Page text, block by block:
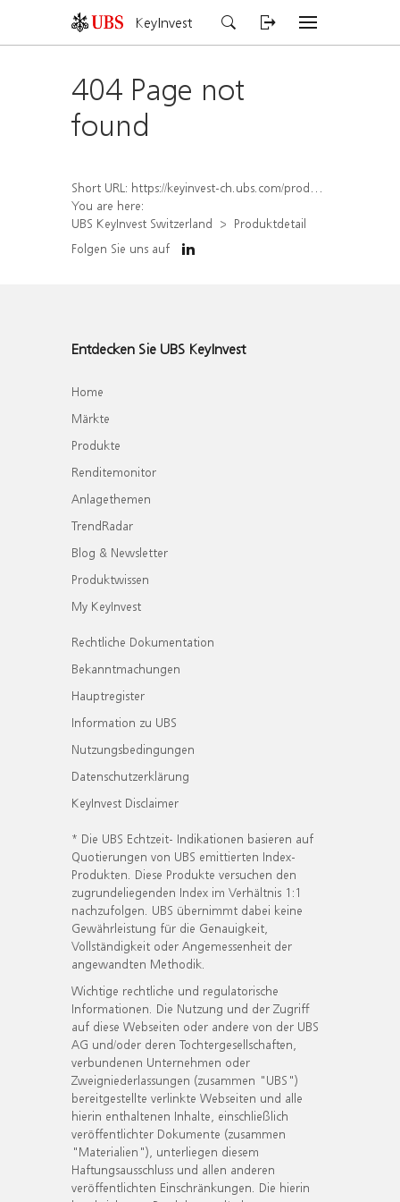
KeyInvest
404 Page not
found
Short URL: https://keyinvest-ch.ubs.com/produkt/detail/index/isin/CH1580905748
You are here:
UBS KeyInvest Switzerland
Produktdetail
Folgen Sie uns auf
Entdecken Sie UBS KeyInvest
Home
Märkte
Produkte
Renditemonitor
Anlagethemen
TrendRadar
Blog & Newsletter
Produktwissen
My KeyInvest
Rechtliche Dokumentation
Bekanntmachungen
Hauptregister
Information zu UBS
Nutzungsbedingungen
Datenschutzerklärung
KeyInvest Disclaimer
* Die UBS Echtzeit- Indikationen basieren auf
Quotierungen von UBS emittierten Index-
Produkten. Diese Produkte versuchen den
zugrundeliegenden Index im Verhältnis 1:1
nachzufolgen. UBS übernimmt dabei keine
Gewährleistung für die Genauigkeit,
Vollständigkeit oder Angemessenheit der
angewandten Methodik.
Wichtige rechtliche und regulatorische
Informationen. Die Nutzung und der Zugriff
auf diese Webseiten oder andere von der UBS
AG und/oder deren Tochtergesellschaften,
verbundenen Unternehmen oder
Zweigniederlassungen (zusammen "UBS")
bereitgestellte verlinkte Webseiten und alle
hierin enthaltenen Inhalte, einschließlich
veröffentlichter Dokumente (zusammen
"Materialien"), unterliegen diesem
Haftungsausschluss und allen anderen
veröffentlichten Einschränkungen. Die hierin